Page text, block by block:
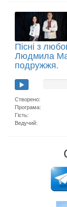
Пісні з
Людмила
подружжя.
Створено:
Програма:
Гість:
Ведучий: